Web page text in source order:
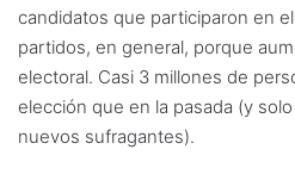
candidatos que participaron en
partidos, en general, porque
electoral. Casi 3 millones de
elección que en la pasada (y
nuevos sufragantes).